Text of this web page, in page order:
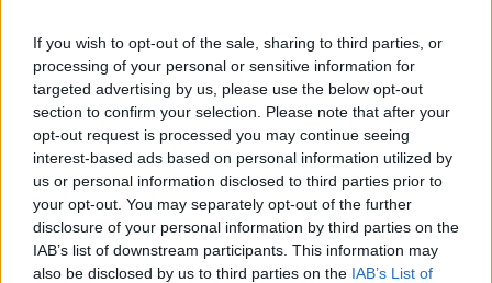
If you wish to opt-out of the sale, sharing to third parties, or
processing of your personal or sensitive information for
targeted advertising by us, please use the below opt-out
section to confirm your selection. Please note that after your
opt-out request is processed you may continue seeing
interest-based ads based on personal information utilized by
us or personal information disclosed to third parties prior to
your opt-out. You may separately opt-out of the further
disclosure of your personal information by third parties on the
IAB’s list of downstream participants. This information may
also be disclosed by us to third parties on the IAB’s List of